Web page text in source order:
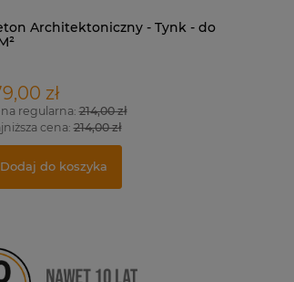
Architektoniczny - Tynk - do
zł
regularna:214,00 zł
cena:214,00 zł
Dodaj do koszyka